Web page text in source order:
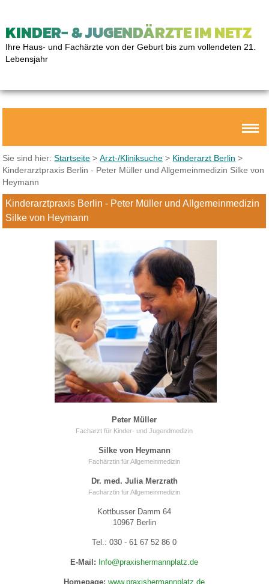
KINDER- & JUGENDÄRZTE IM NETZ
Ihre Haus- und Fachärzte von der Geburt bis zum vollendeten 21.
Lebensjahr
Sie sind hier:Startseite >Arzt-/Kliniksuche > Kinderarzt Berlin >
Kinderarztpraxis Berlin - Peter Müller und Allgemeinmedizin Silke von
Heymann
Kinderarztpraxis Berlin - Peter Müller und Allgemeinmedizin
Silke von Heymann
Peter Müller
Facharzt für Kinder- und Jugendmedizin
Silke von Heymann
Fachärztin für Allgemeinmedizin
Dr. med. Julia Merzrath
Fachärztin für Allgemeinmedizin
Kottbusser Damm 64
10967 Berlin
Tel.: 030 - 61 67 52 86 0
E-Mail: Info@praxishermannplatz.de
Homepage: www.praxishermannplatz.de